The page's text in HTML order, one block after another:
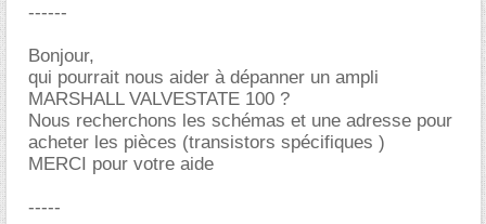
------
Bonjour,
qui pourrait nous aider à dépanner un ampli
MARSHALL VALVESTATE 100 ?
Nous recherchons les schémas et une adresse pour
acheter les pièces (transistors spécifiques )
MERCI pour votre aide
-----